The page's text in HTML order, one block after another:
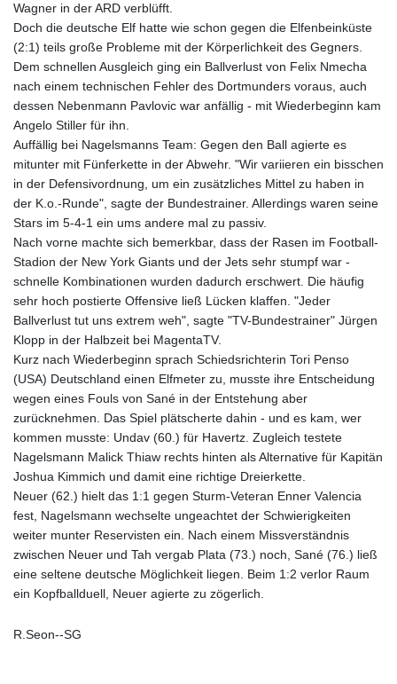
Wagner in der ARD verblüfft.
Doch die deutsche Elf hatte wie schon gegen die Elfenbeinküste
(2:1) teils große Probleme mit der Körperlichkeit des Gegners.
Dem schnellen Ausgleich ging ein Ballverlust von Felix Nmecha
nach einem technischen Fehler des Dortmunders voraus, auch
dessen Nebenmann Pavlovic war anfällig - mit Wiederbeginn kam
Angelo Stiller für ihn.
Auffällig bei Nagelsmanns Team: Gegen den Ball agierte es
mitunter mit Fünferkette in der Abwehr. "Wir variieren ein bisschen
in der Defensivordnung, um ein zusätzliches Mittel zu haben in
der K.o.-Runde", sagte der Bundestrainer. Allerdings waren seine
Stars im 5-4-1 ein ums andere mal zu passiv.
Nach vorne machte sich bemerkbar, dass der Rasen im Football-
Stadion der New York Giants und der Jets sehr stumpf war -
schnelle Kombinationen wurden dadurch erschwert. Die häufig
sehr hoch postierte Offensive ließ Lücken klaffen. "Jeder
Ballverlust tut uns extrem weh", sagte "TV-Bundestrainer" Jürgen
Klopp in der Halbzeit bei MagentaTV.
Kurz nach Wiederbeginn sprach Schiedsrichterin Tori Penso
(USA) Deutschland einen Elfmeter zu, musste ihre Entscheidung
wegen eines Fouls von Sané in der Entstehung aber
zurücknehmen. Das Spiel plätscherte dahin - und es kam, wer
kommen musste: Undav (60.) für Havertz. Zugleich testete
Nagelsmann Malick Thiaw rechts hinten als Alternative für Kapitän
Joshua Kimmich und damit eine richtige Dreierkette.
Neuer (62.) hielt das 1:1 gegen Sturm-Veteran Enner Valencia
fest, Nagelsmann wechselte ungeachtet der Schwierigkeiten
weiter munter Reservisten ein. Nach einem Missverständnis
zwischen Neuer und Tah vergab Plata (73.) noch, Sané (76.) ließ
eine seltene deutsche Möglichkeit liegen. Beim 1:2 verlor Raum
ein Kopfballduell, Neuer agierte zu zögerlich.
R.Seon--SG